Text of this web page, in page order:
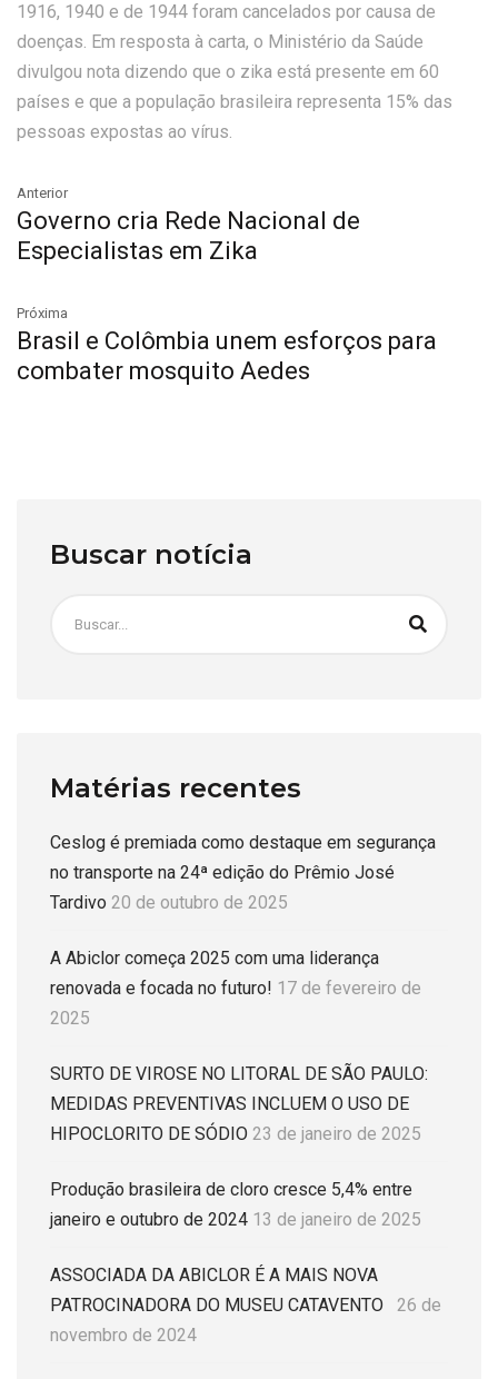
1916, 1940 e de 1944 foram cancelados por causa de
doenças. Em resposta à carta, o Ministério da Saúde
divulgou nota dizendo que o zika está presente em 60
países e que a população brasileira representa 15% das
pessoas expostas ao vírus.
Anterior
Governo cria Rede Nacional de
Especialistas em Zika
Próxima
Brasil e Colômbia unem esforços para
combater mosquito Aedes
Buscar notícia
Matérias recentes
Ceslog é premiada como destaque em segurança
no transporte na 24ª edição do Prêmio José
Tardivo 20 de outubro de 2025
A Abiclor começa 2025 com uma liderança
renovada e focada no futuro! 17 de fevereiro de
2025
SURTO DE VIROSE NO LITORAL DE SÃO PAULO:
MEDIDAS PREVENTIVAS INCLUEM O USO DE
HIPOCLORITO DE SÓDIO 23 de janeiro de 2025
Produção brasileira de cloro cresce 5,4% entre
janeiro e outubro de 2024 13 de janeiro de 2025
ASSOCIADA DA ABICLOR É A MAIS NOVA
PATROCINADORA DO MUSEU CATAVENTO
26 de
novembro de 2024